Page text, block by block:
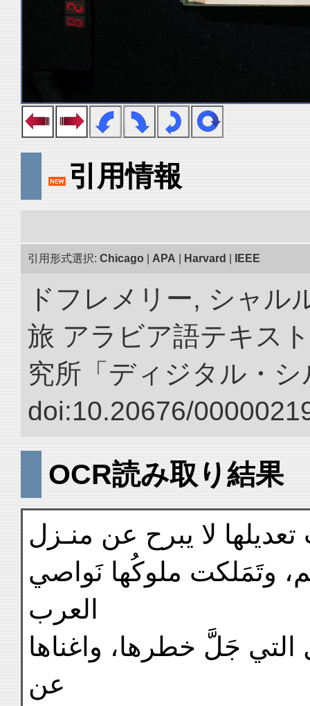
引用情報
引用形式選択: Chicago APA Harvard IEEE
ドフレメリー, シャル
旅 アラビア語テキス
究所「ディジタル・
doi:10.20676/
OCR読み取り結果
لا يبرح عن منـزل
وتَمَلكت ملوكُها نَواصي
العرب
التي جَلَّ خطرها، واغناها
عن